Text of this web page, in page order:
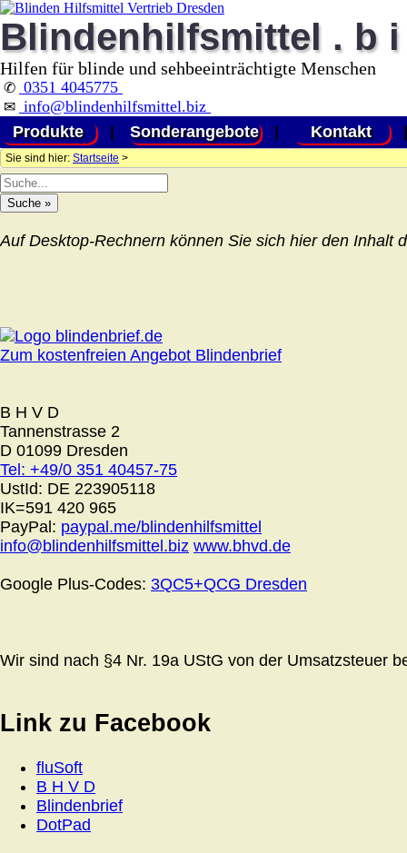
Blindenhilfsmittel . b i
Hilfen für blinde und sehbeeinträchtigte Menschen
✆ 0351 4045775
✉ info@blindenhilfsmittel.biz
Produkte
Sonderangebote Kontakt
Sie sind hier: Startseite >
Auf Desktop-Rechnern können Sie sich hier den Inhalt
Zum kostenfreien Angebot Blindenbrief
B H V D
Tannenstrasse 2
D 01099 Dresden
Tel: +49/0 351 40457-75
UstId: DE 223905118
IK=591 420 965
PayPal: paypal.me/blindenhilfsmittel
info@blindenhilfsmittel.biz www.bhvd.de
Google Plus-Codes: 3QC5+QCG Dresden
Wir sind nach §4 Nr. 19a UStG von der Umsatzsteuer
Link zu Facebook
fluSoft
B H V D
Blindenbrief
DotPad